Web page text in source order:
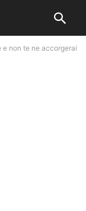
e non te ne accorgerai